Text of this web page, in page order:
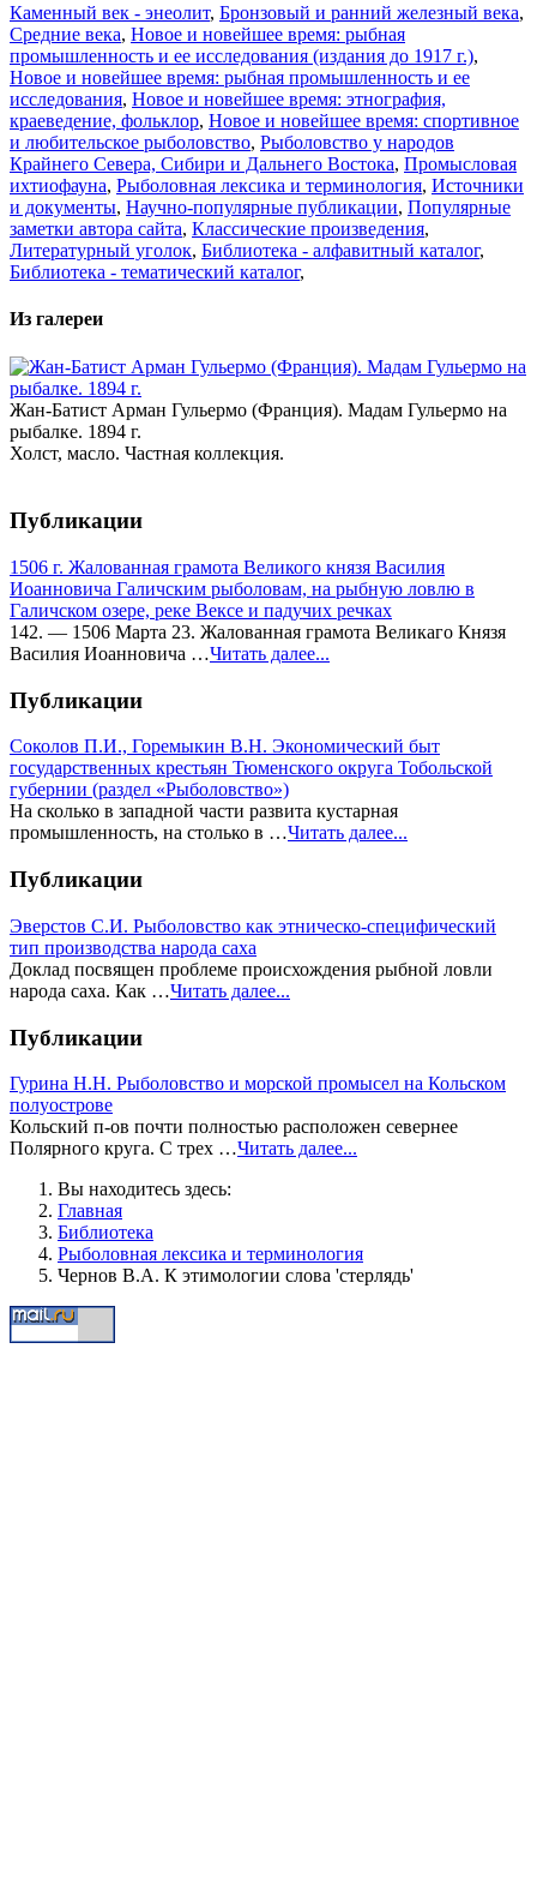
Каменный век - энеолит, Бронзовый и ранний железный века,
Средние века, Новое и новейшее время: рыбная
промышленность и ее исследования (издания до 1917 г.),
Новое и новейшее время: рыбная промышленность и ее
исследования, Новое и новейшее время: этнография,
краеведение, фольклор, Новое и новейшее время: спортивное
и любительское рыболовство, Рыболовство у народов
Крайнего Севера, Сибири и Дальнего Востока, Промысловая
ихтиофауна, Рыболовная лексика и терминология, Источники
и документы, Научно-популярные публикации, Популярные
заметки автора сайта, Классические произведения,
Литературный уголок, Библиотека - алфавитный каталог,
Библиотека - тематический каталог,
Из галереи
Жан-Батист Арман Гульермо (Франция). Мадам Гульермо на
рыбалке. 1894 г.
Холст, масло. Частная коллекция.
Публикации
1506 г. Жалованная грамота Великого князя Василия
Иоанновича Галичским рыболовам, на рыбную ловлю в
Галичском озере, реке Вексе и падучих речках
142. — 1506 Марта 23. Жалованная грамота Великаго Князя
Василия Иоанновича …Читать далее...
Публикации
Соколов П.И., Горемыкин В.Н. Экономический быт
государственных крестьян Тюменского округа Тобольской
губернии (раздел «Рыболовство»)
На сколько в западной части развита кустарная
промышленность, на столько в …Читать далее...
Публикации
Эверстов С.И. Рыболовство как этническо-специфический
тип производства народа саха
Доклад посвящен проблеме происхождения рыбной ловли
народа саха. Как …Читать далее...
Публикации
Гурина Н.Н. Рыболовство и морской промысел на Кольском
полуострове
Кольский п-ов почти полностью расположен севернее
Полярного круга. С трех …Читать далее...
Вы находитесь здесь:
Главная
Библиотека
Рыболовная лексика и терминология
Чернов В.А. К этимологии слова 'стерлядь'